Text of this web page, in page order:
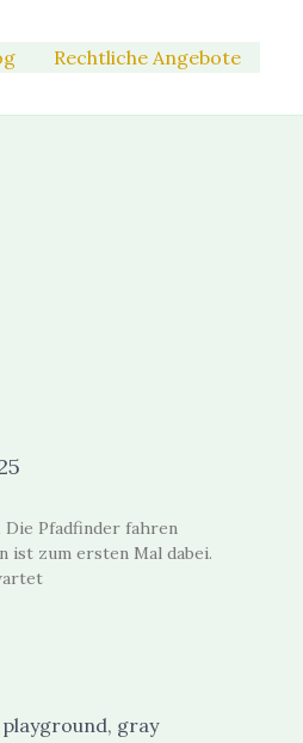
Rechtliche Angebote
Pfadfinder fahren
ist zum ersten Mal dabei.